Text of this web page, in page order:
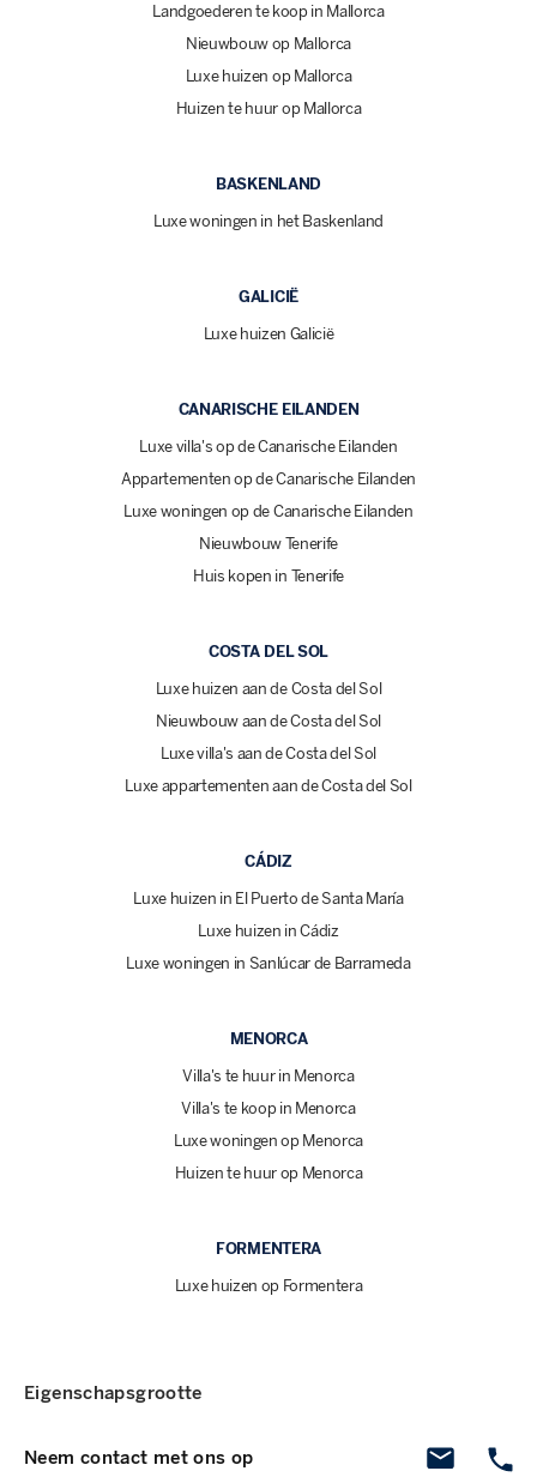
Landgoederen te koop in Mallorca
Nieuwbouw op Mallorca
Luxe huizen op Mallorca
Huizen te huur op Mallorca
BASKENLAND
Luxe woningen in het Baskenland
GALICIË
Luxe huizen Galicië
CANARISCHE EILANDEN
Luxe villa's op de Canarische Eilanden
Appartementen op de Canarische Eilanden
Luxe woningen op de Canarische Eilanden
Nieuwbouw Tenerife
Huis kopen in Tenerife
COSTA DEL SOL
Luxe huizen aan de Costa del Sol
Nieuwbouw aan de Costa del Sol
Luxe villa's aan de Costa del Sol
Luxe appartementen aan de Costa del Sol
CÁDIZ
Luxe huizen in El Puerto de Santa María
Luxe huizen in Cádiz
Luxe woningen in Sanlúcar de Barrameda
MENORCA
Villa's te huur in Menorca
Villa's te koop in Menorca
Luxe woningen op Menorca
Huizen te huur op Menorca
FORMENTERA
Luxe huizen op Formentera
Neem contact met ons op
Eigenschapsgrootte